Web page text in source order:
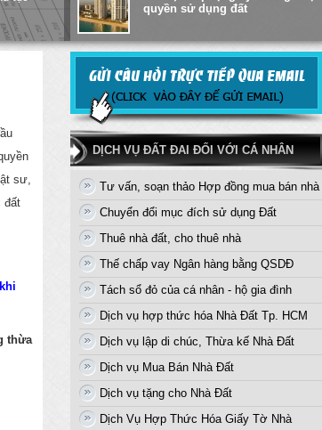
tục
quyền sử dụng đất
đối với Đất Đai
đất - Hướng Dẫn Thủ Tục
Tư vấn thừa kế, tặng cho quyền
sử dụng đất
sư,
đất
thừa
DỊCH VỤ ĐẤT ĐAI ĐỐI VỚI CÁ NHÂN
Tư vấn, soạn thảo Hợp đồng mua bán nhà
Chuyển đổi mục đích sử dụng Đất
Thuê nhà đất, cho thuê nhà
Thế chấp vay Ngân hàng bằng QSDĐ
Tách sổ đỏ của cá nhân - hộ gia đình
Dịch vụ hợp thức hóa Nhà Đất Tp. HCM
Dịch vụ lập di chúc, Thừa kế Nhà Đất
Dịch vụ Mua Bán Nhà Đất
Dịch vụ tặng cho Nhà Đất
Dịch Vụ Hợp Thức Hóa Giấy Tờ Nhà